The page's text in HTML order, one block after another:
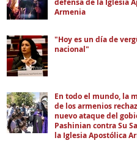
defensa de la Iglesia
Armenia
"Hoy es un día de
nacional"
En todo el mundo, la
de los armenios
nuevo ataque del
Pashinian contra Su
la Iglesia Apostólica